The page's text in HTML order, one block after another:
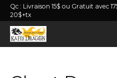
Qc : Livraison 15$ ou Gratuit avec
20$+tx